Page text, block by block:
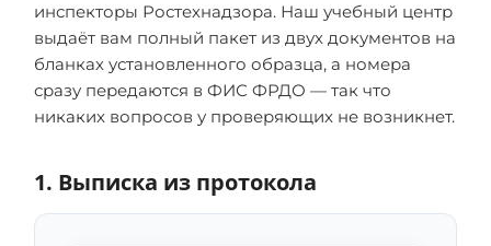
инспекторы Ростехнадзора. Наш учебный центр
выдаёт вам полный пакет из двух документов на
бланках установленного образца, а номера
сразу передаются в ФИС ФРДО — так что
никаких вопросов у проверяющих не возникнет.
1. Выписка из протокола